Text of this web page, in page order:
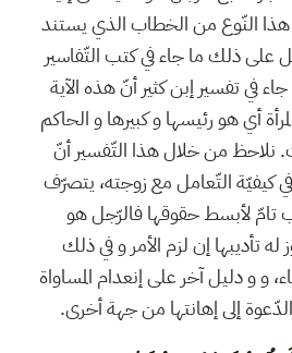
النّوع من الخطاب الذي يستند
على ذلك ما جاء في كتب التّفاسير
في تفسير إبن كثير أنّ هذه الآية
أي هو رئيسها و كبيرها و الحاكم
نلاحظ من خلال هذا التّفسير أنّ
كيفيّة التّعامل مع زوجته، يتصرّف
تامّ لأبسط حقوقها فالرّجل هو
تأديبها إن لزم الأمر و في ذلك
و و دليل آخر على إنعدام المساواة
إلى إهانتها من جهة أخرى.